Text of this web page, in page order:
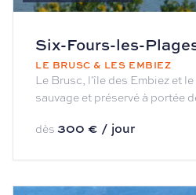
Six-Fours-les-
LE BRUSC & LES EMBIEZ
Le Brusc, l'île des Embiez et
sauvage et préservé à portée
dès 300 € / jour